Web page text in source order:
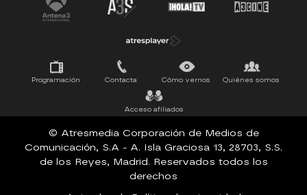
Programación Contacta Cómo vernos Quiénes somos
Acceso afiliados
© Atresmedia Corporación de Medios de
Comunicación, S.A - A. Isla Graciosa 13, 28703, S.S.
de los Reyes, Madrid. Reservados todos los
derechos